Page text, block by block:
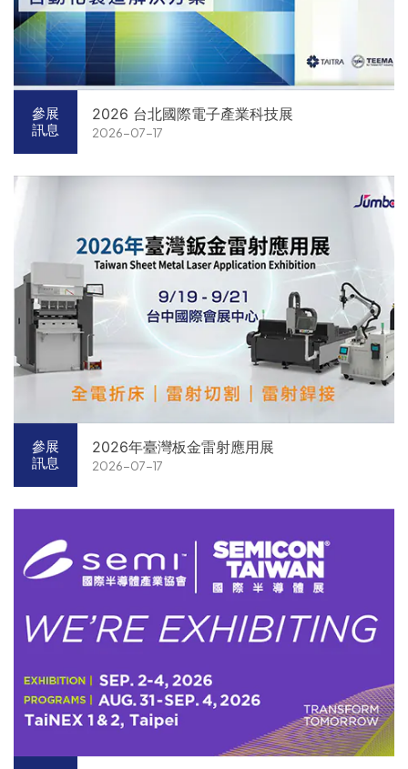
參展
訊息
2026 台北國際電子產業科技展
2026-07-17
參展
訊息
2026年臺灣板金雷射應用展
2026-07-17